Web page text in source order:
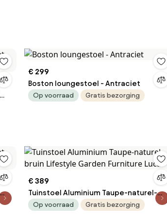
€ 299
Boston loungestoel - Antraciet
Op voorraad Gratis bezorging
€ 389
Tuinstoel Aluminium Taupe-naturel-
bruin Lifestyle Garden Furniture Luca
Op voorraad Gratis bezorging